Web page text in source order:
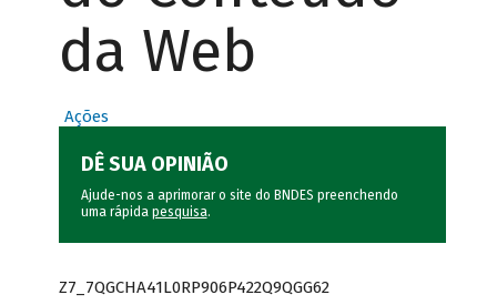
da Web
Ações
DÊ SUA OPINIÃO
Ajude-nos a aprimorar o site do BNDES preenchendo
uma rápida pesquisa.
Z7_7QGCHA41L0RP906P422Q9QGG62